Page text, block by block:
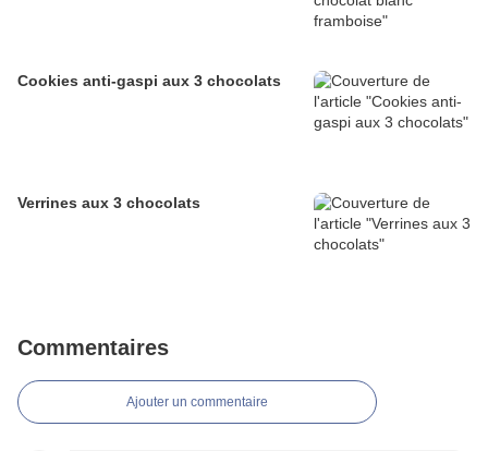
Cookies anti-gaspi aux 3 chocolats
Verrines aux 3 chocolats
Commentaires
Ajouter un commentaire